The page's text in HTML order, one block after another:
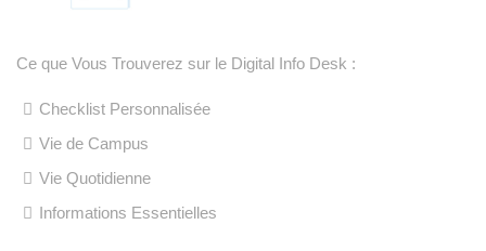
Ce que Vous Trouverez sur le Digital Info Desk :
Checklist Personnalisée
Vie de Campus
Vie Quotidienne
Informations Essentielles